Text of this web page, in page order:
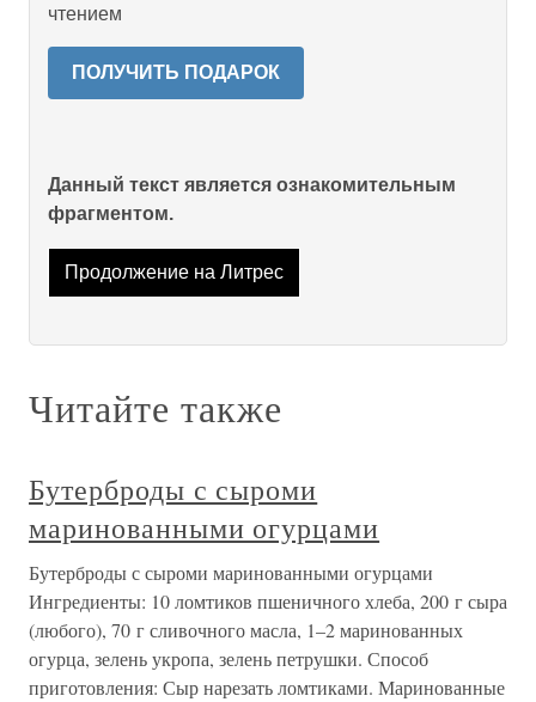
чтением
ПОЛУЧИТЬ ПОДАРОК
Данный текст является ознакомительным
фрагментом.
Продолжение на Литрес
Читайте также
Бутерброды с сыроми
маринованными огурцами
Бутерброды с сыроми маринованными огурцами
Ингредиенты: 10 ломтиков пшеничного хлеба, 200 г сыра
(любого), 70 г сливочного масла, 1–2 маринованных
огурца, зелень укропа, зелень петрушки. Способ
приготовления: Сыр нарезать ломтиками. Маринованные